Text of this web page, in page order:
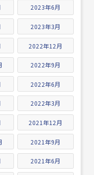
2023年6月
2023年3月
2022年12月
2022年9月
2022年6月
2022年3月
2021年12月
2021年9月
2021年6月